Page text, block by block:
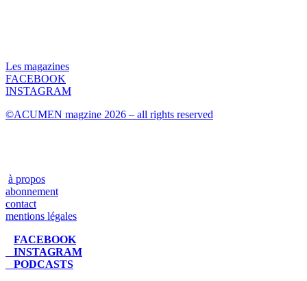
Les magazines
FACEBOOK
INSTAGRAM
©ACUMEN magzine 2026 – all rights reserved
à propos
abonnement
contact
mentions légales
FACEBOOK
INSTAGRAM
PODCASTS